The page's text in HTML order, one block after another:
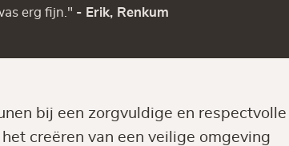
erg fijn." - Erik, Renkum
bij een zorgvuldige en respectvolle
creëren van een veilige omgeving